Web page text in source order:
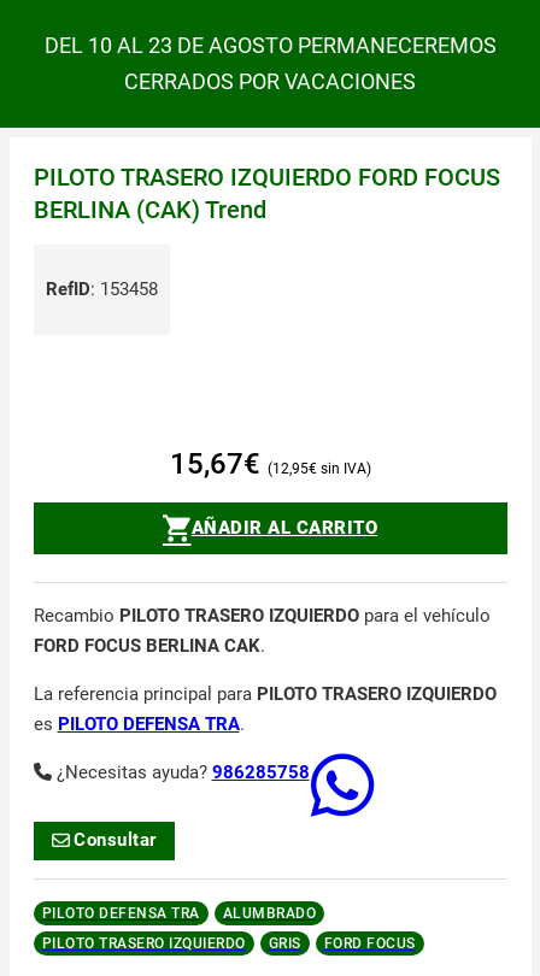
DEL 10 AL 23 DE AGOSTO PERMANECEREMOS
CERRADOS POR VACACIONES
PILOTO TRASERO IZQUIERDO FORD FOCUS
BERLINA (CAK) Trend
RefID: 153458
15,67€ 12,95€
AÑADIR AL CARRITO
Recambio PILOTO TRASERO IZQUIERDOpara el vehículo
FORD FOCUS BERLINA CAK.
La referencia principal para PILOTO TRASERO IZQUIERDO
es PILOTO DEFENSA TRA.
¿Necesitas ayuda? 986285758
Consultar
PILOTO DEFENSA TRA
ALUMBRADO
PILOTO TRASERO IZQUIERDO
GRIS FORD FOCUS